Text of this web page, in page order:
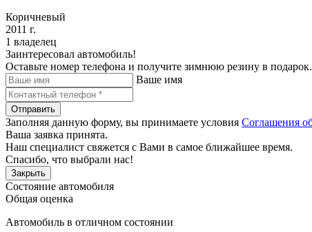
Коричневый
2011 г.
1 владелец
Заинтересовал автомобиль!
Оставьте номер телефона и получите зимнюю резину в подарок.
Ваше имя
Отправить
Заполняя данную форму, вы принимаете условия Соглашения
Ваша заявка принята.
Наш специалист свяжется с Вами в самое ближайшее время.
Спасибо, что выбрали нас!
Закрыть
Состояние автомобиля
Общая оценка
Автомобиль в отличном состоянии